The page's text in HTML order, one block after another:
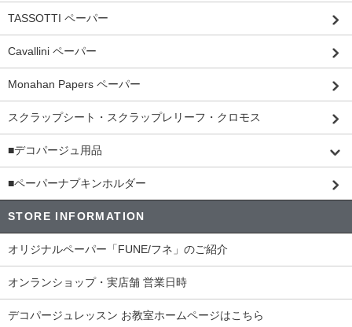
TASSOTTI ペーパー
Cavallini ペーパー
Monahan Papers ペーパー
スクラップシート・スクラップレリーフ・クロモス
■デコパージュ用品
■ペーパーナプキンホルダー
STORE INFORMATION
オリジナルペーパー「FUNE/フネ」のご紹介
オンランショップ・実店舗 営業日時
デコパージュレッスン お教室ホームページはこちら